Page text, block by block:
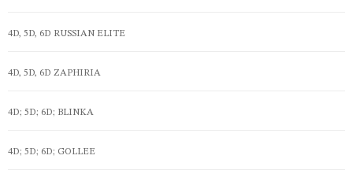
4D, 5D, 6D RUSSIAN ELITE
4D, 5D, 6D ZAPHIRIA
4D; 5D; 6D; BLINKA
4D; 5D; 6D; GOLLEE